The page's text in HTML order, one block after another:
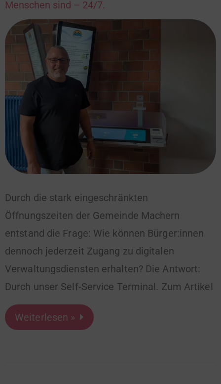
Menschen sind – 24/7.
Durch die stark eingeschränkten
Öffnungszeiten der Gemeinde Machern
entstand die Frage: Wie können Bürger:innen
dennoch jederzeit Zugang zu digitalen
Verwaltungsdiensten erhalten? Die Antwort:
Durch unser Self-Service Terminal. Zum Artikel
Weiterlesen »